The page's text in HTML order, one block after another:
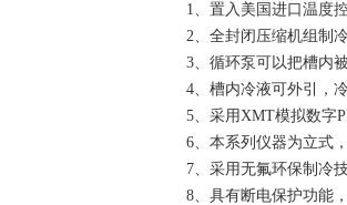
1、置入美国进口温度
2、全封闭压缩机组制
3、循环泵可以把槽内
4、槽内冷液可外引，
5、采用XMT模拟数字
6、本系列仪器为立式
7、采用无氟环保制冷
8、具有断电保护功能